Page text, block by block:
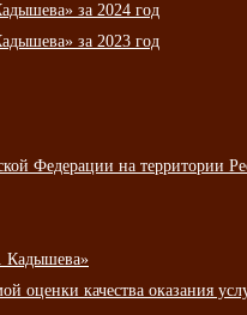
за 2024 год
за 2023 год
Федерации на территории
Кадышева»
оценки качества оказания